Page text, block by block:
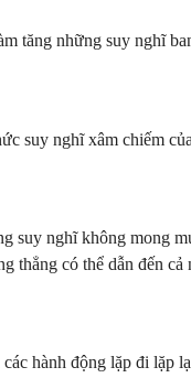
tăng những suy nghĩ
suy nghĩ xâm chiếm
suy nghĩ không mong
thẳng có thể dẫn đến
hành động lặp đi